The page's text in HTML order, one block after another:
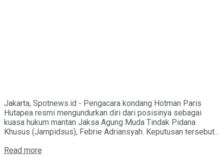
Jakarta, Spotnews.id - Pengacara kondang Hotman Paris
Hutapea resmi mengundurkan diri dari posisinya sebagai
kuasa hukum mantan Jaksa Agung Muda Tindak Pidana
Khusus (Jampidsus), Febrie Adriansyah. Keputusan tersebut...
Read more